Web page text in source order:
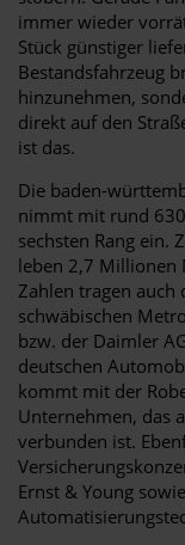
immer wieder
Stück günstiger
Bestandsfahrzeug
hinzunehmen,
direkt auf den
ist das.
Die baden-
nimmt mit rund
sechsten Rang ein.
leben 2,7 Millionen
Zahlen tragen
schwäbischen
bzw. der Daimler
deutschen
kommt mit der
Unternehmen, das
verbunden ist.
Ernst & Young